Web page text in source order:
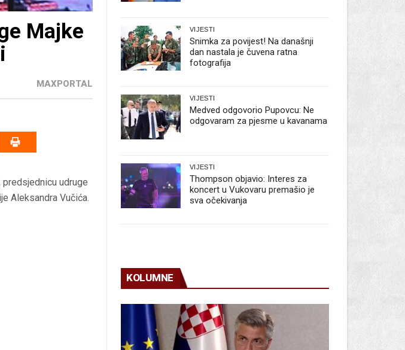
Majke
MAXPORTAL
predsjednicu udruge
Aleksandra Vučića.
VIJESTI
Snimka za povijest! Na današnji
dan nastala je čuvena ratna
fotografija
VIJESTI
Medved odgovorio Pupovcu: Ne
odgovaram za pjesme u kavanama
VIJESTI
Thompson objavio: Interes za
koncert u Vukovaru premašio je
sva očekivanja
KOLUMNE